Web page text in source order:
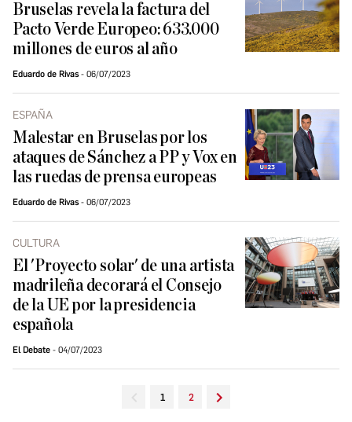
Bruselas revela la factura del
Pacto Verde Europeo: 633.000
millones de euros al año
Eduardo de Rivas 06/07/2023
ESPAÑA
Malestar en Bruselas por los
ataques de Sánchez a PP y Vox en
las ruedas de prensa europeas
Eduardo de Rivas 06/07/2023
CULTURA
El 'Proyecto solar' de una artista
madrileña decorará el Consejo
de la UE por la presidencia
española
El Debate 04/07/2023
1 2